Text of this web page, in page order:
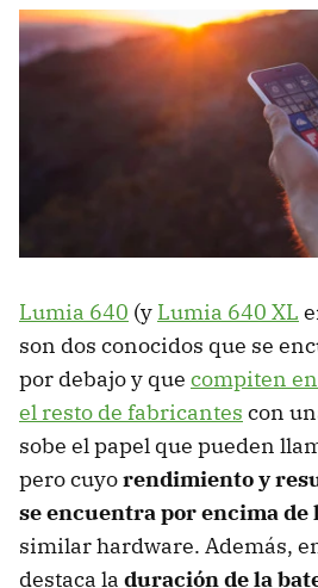
Lumia 640 (y Lumia 640 XL
son dos conocidos que se
por debajo y que compiten
el resto de fabricantes con
sobe el papel que pueden
pero cuyorendimiento y
se encuentra por encima de
similar hardware. Además,
destaca la duración de la